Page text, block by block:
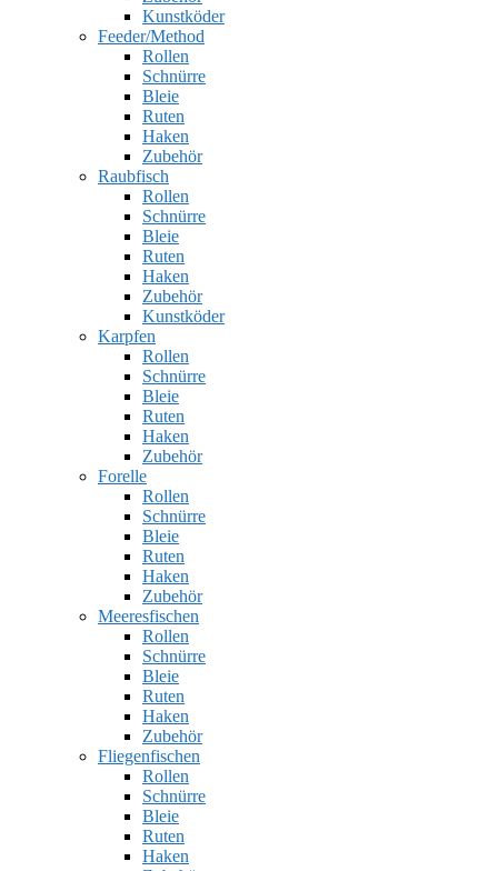
Kunstköder
Feeder/Method
Rollen
Schnürre
Bleie
Ruten
Haken
Zubehör
Raubfisch
Rollen
Schnürre
Bleie
Ruten
Haken
Zubehör
Kunstköder
Karpfen
Rollen
Schnürre
Bleie
Ruten
Haken
Zubehör
Forelle
Rollen
Schnürre
Bleie
Ruten
Haken
Zubehör
Meeresfischen
Rollen
Schnürre
Bleie
Ruten
Haken
Zubehör
Fliegenfischen
Rollen
Schnürre
Bleie
Ruten
Haken